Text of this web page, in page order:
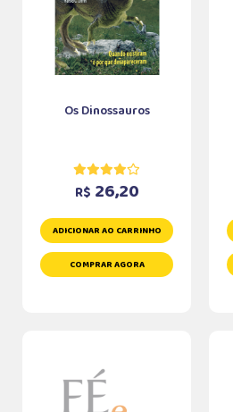
Os Dinossauros
R$ 26,20
ADICIONAR AO CARRINHO
COMPRAR AGORA